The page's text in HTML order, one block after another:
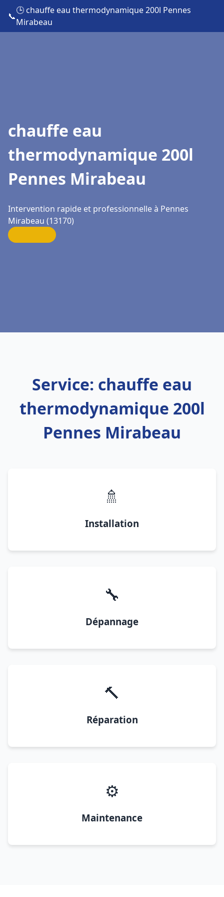
📞
🕒 chauffe eau thermodynamique 200l Pennes
Mirabeau
chauffe eau
thermodynamique 200l
Pennes Mirabeau
Intervention rapide et professionnelle à Pennes
Mirabeau (13170)
Service: chauffe eau
thermodynamique 200l
Pennes Mirabeau
🚿
Installation
🔧
Dépannage
🔨
Réparation
⚙️
Maintenance